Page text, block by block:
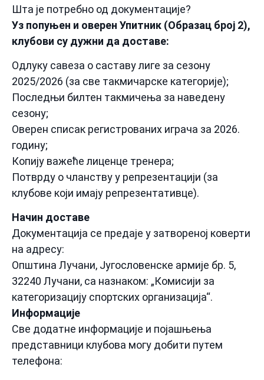
Шта је потребно од документације?
Уз попуњен и оверен Упитник (Образац број 2),
клубови су дужни да доставе:
Одлуку савеза о саставу лиге за сезону
2025/2026 (за све такмичарске категорије);
Последњи билтен такмичења за наведену
сезону;
Оверен списак регистрованих играча за 2026.
годину;
Копију важеће лиценце тренера;
Потврду о чланству у репрезентацији (за
клубове који имају репрезентативце).
Начин доставе
Документација се предаје у затвореној коверти
на адресу:
Општина Лучани, Југословенске армије бр. 5,
32240 Лучани, са назнаком: „Комисији за
категоризацију спортских организација“.
Информације
Све додатне информације и појашњења
представници клубова могу добити путем
телефона: